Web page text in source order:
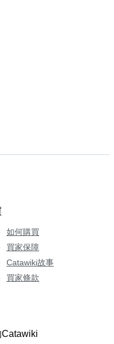
如何購買
買家保障
Catawiki故事
買家條款